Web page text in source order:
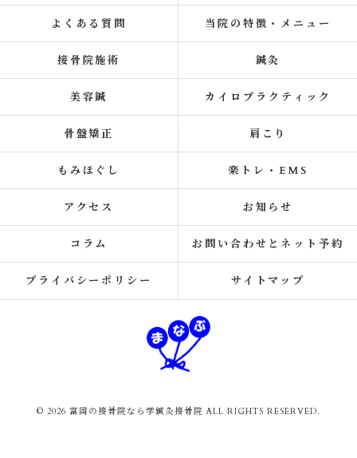
よくある質問 当院の特徴・メニュー
接骨院施術 鍼灸
美容鍼 カイロプラクティック
骨盤矯正 肩こり
もみほぐし 楽トレ・EMS
アクセス お知らせ
コラム お問い合わせとネット予約
プライバシーポリシー サイトマップ
© 2026 富岡の接骨院なら学鍼灸接骨院 ALL RIGHTS RESERVED.